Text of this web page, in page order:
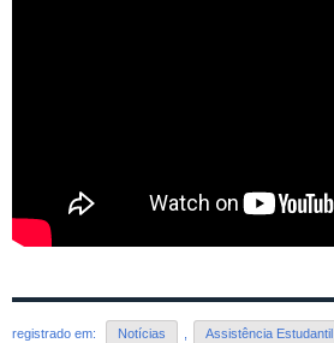
registrado em: Notícias Assistência Estudantil